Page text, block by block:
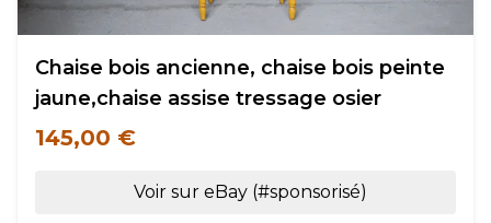
Chaise bois ancienne, chaise bois peinte
jaune,chaise assise tressage osier
145,00 €
Voir sur eBay (#sponsorisé)